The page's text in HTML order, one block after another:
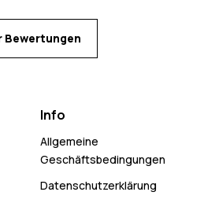
Bewertungen
Info
Allgemeine
Geschäftsbedingungen
Datenschutzerklärung